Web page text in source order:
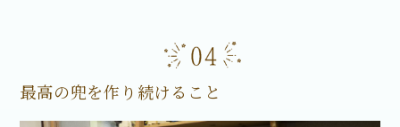
最高の兜を作り続けること